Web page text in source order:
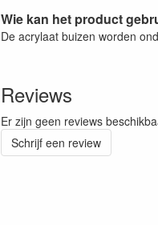
Wie kan het product
De acrylaat buizen worden
Reviews
Er zijn geen reviews
Schrijf een review